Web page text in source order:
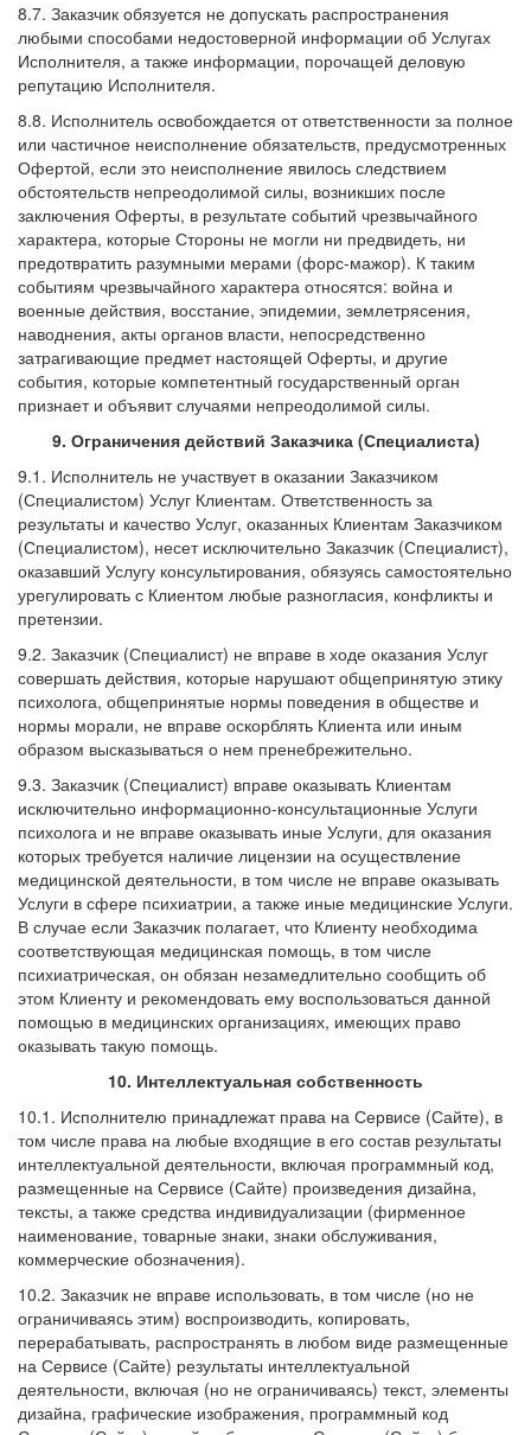
8.7. Заказчик обязуется не допускать распространения
любыми способами недостоверной информации об Услугах
Исполнителя, а также информации, порочащей деловую
репутацию Исполнителя.
8.8. Исполнитель освобождается от ответственности за полное
или частичное неисполнение обязательств, предусмотренных
Офертой, если это неисполнение явилось следствием
обстоятельств непреодолимой силы, возникших после
заключения Оферты, в результате событий чрезвычайного
характера, которые Стороны не могли ни предвидеть, ни
предотвратить разумными мерами (форс-мажор). К таким
событиям чрезвычайного характера относятся: война и
военные действия, восстание, эпидемии, землетрясения,
наводнения, акты органов власти, непосредственно
затрагивающие предмет настоящей Оферты, и другие
события, которые компетентный государственный орган
признает и объявит случаями непреодолимой силы.
9. Ограничения действий Заказчика (Специалиста)
9.1. Исполнитель не участвует в оказании Заказчиком
(Специалистом) Услуг Клиентам. Ответственность за
результаты и качество Услуг, оказанных Клиентам Заказчиком
(Специалистом), несет исключительно Заказчик (Специалист),
оказавший Услугу консультирования, обязуясь самостоятельно
урегулировать с Клиентом любые разногласия, конфликты и
претензии.
9.2. Заказчик (Специалист) не вправе в ходе оказания Услуг
совершать действия, которые нарушают общепринятую этику
психолога, общепринятые нормы поведения в обществе и
нормы морали, не вправе оскорблять Клиента или иным
образом высказываться о нем пренебрежительно.
9.3. Заказчик (Специалист) вправе оказывать Клиентам
исключительно информационно-консультационные Услуги
психолога и не вправе оказывать иные Услуги, для оказания
которых требуется наличие лицензии на осуществление
медицинской деятельности, в том числе не вправе оказывать
Услуги в сфере психиатрии, а также иные медицинские Услуги.
В случае если Заказчик полагает, что Клиенту необходима
соответствующая медицинская помощь, в том числе
психиатрическая, он обязан незамедлительно сообщить об
этом Клиенту и рекомендовать ему воспользоваться данной
помощью в медицинских организациях, имеющих право
оказывать такую помощь.
10. Интеллектуальная собственность
10.1. Исполнителю принадлежат права на Сервисе (Сайте), в
том числе права на любые входящие в его состав результаты
интеллектуальной деятельности, включая программный код,
размещенные на Сервисе (Сайте) произведения дизайна,
тексты, а также средства индивидуализации (фирменное
наименование, товарные знаки, знаки обслуживания,
коммерческие обозначения).
10.2. Заказчик не вправе использовать, в том числе (но не
ограничиваясь этим) воспроизводить, копировать,
перерабатывать, распространять в любом виде размещенные
на Сервисе (Сайте) результаты интеллектуальной
деятельности, включая (но не ограничиваясь) текст, элементы
дизайна, графические изображения, программный код